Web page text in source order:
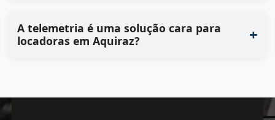
A telemetria é uma solução cara para
locadoras em Aquiraz?